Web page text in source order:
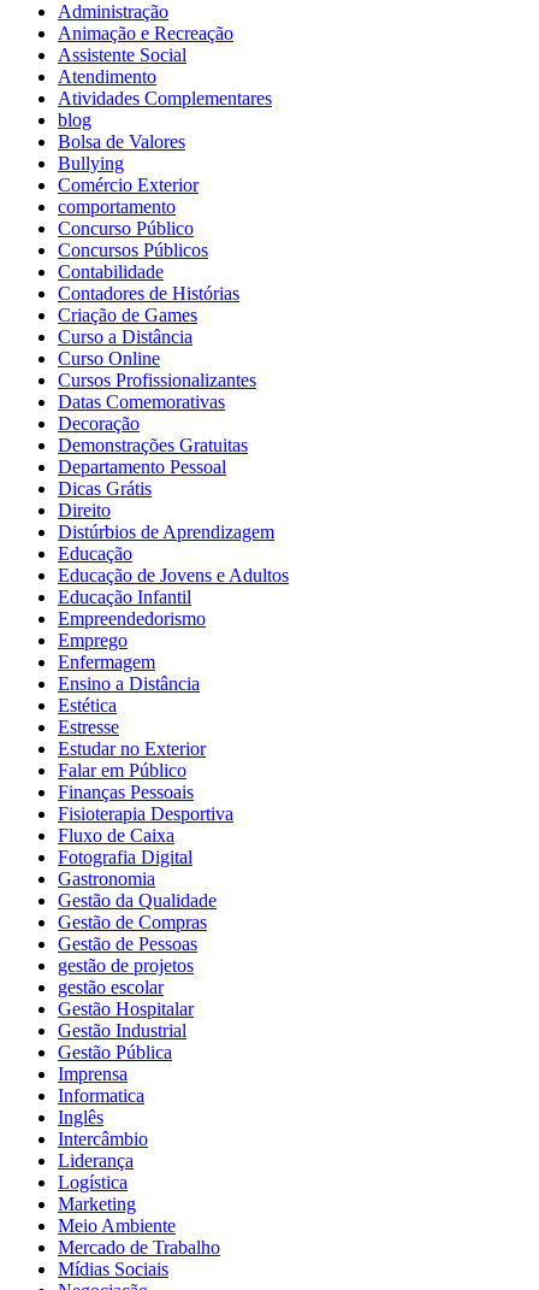
Administração
Animação e Recreação
Assistente Social
Atendimento
Atividades Complementares
blog
Bolsa de Valores
Bullying
Comércio Exterior
comportamento
Concurso Público
Concursos Públicos
Contabilidade
Contadores de Histórias
Criação de Games
Curso a Distância
Curso Online
Cursos Profissionalizantes
Datas Comemorativas
Decoração
Demonstrações Gratuitas
Departamento Pessoal
Dicas Grátis
Direito
Distúrbios de Aprendizagem
Educação
Educação de Jovens e Adultos
Educação Infantil
Empreendedorismo
Emprego
Enfermagem
Ensino a Distância
Estética
Estresse
Estudar no Exterior
Falar em Público
Finanças Pessoais
Fisioterapia Desportiva
Fluxo de Caixa
Fotografia Digital
Gastronomia
Gestão da Qualidade
Gestão de Compras
Gestão de Pessoas
gestão de projetos
gestão escolar
Gestão Hospitalar
Gestão Industrial
Gestão Pública
Imprensa
Informatica
Inglês
Intercâmbio
Liderança
Logística
Marketing
Meio Ambiente
Mercado de Trabalho
Mídias Sociais